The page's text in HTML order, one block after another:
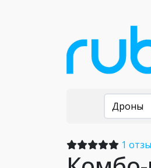
Дроны
1